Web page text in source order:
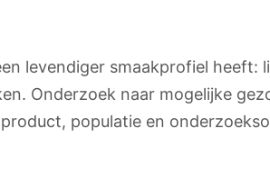
levendiger smaakprofiel heeft:
Onderzoek naar mogelijke
populatie en